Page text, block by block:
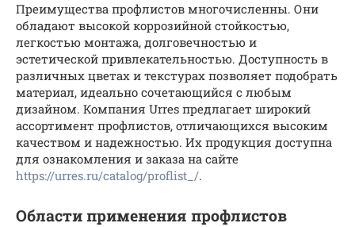
Преимущества профлистов многочисленны. Они
обладают высокой коррозийной стойкостью,
легкостью монтажа, долговечностью и
эстетической привлекательностью. Доступность в
различных цветах и текстурах позволяет подобрать
материал, идеально сочетающийся с любым
дизайном. Компания Urres предлагает широкий
ассортимент профлистов, отличающихся высоким
качеством и надежностью. Их продукция доступна
для ознакомления и заказа на сайте
https://urres.ru/catalog/proflist_/.
Области применения профлистов